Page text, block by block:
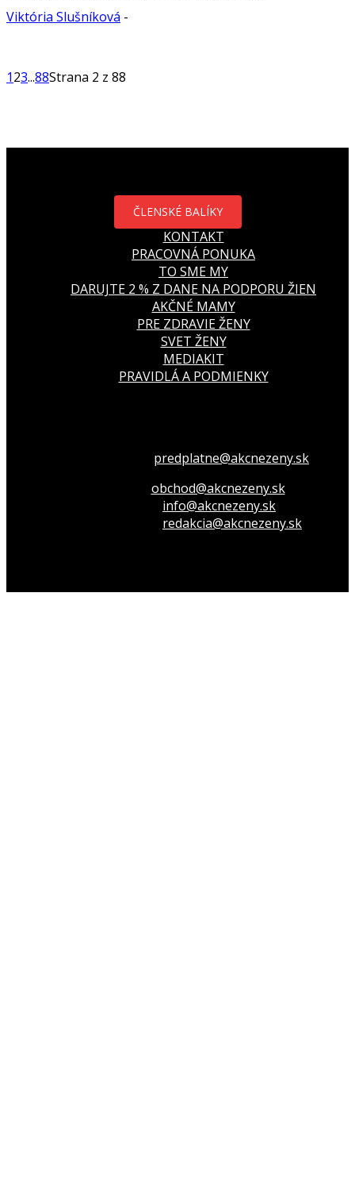
Viktória Slušníková -
123...88Strana 2 z 88
ČLENSKÉ BALÍKY
KONTAKT
PRACOVNÁ PONUKA
TO SME MY
DARUJTE 2 % Z DANE NA PODPORU ŽIEN
AKČNÉ MAMY
PRE ZDRAVIE ŽENY
SVET ŽENY
MEDIAKIT
PRAVIDLÁ A PODMIENKY
predplatne@akcnezeny.sk
obchod@akcnezeny.sk
info@akcnezeny.sk
redakcia@akcnezeny.sk